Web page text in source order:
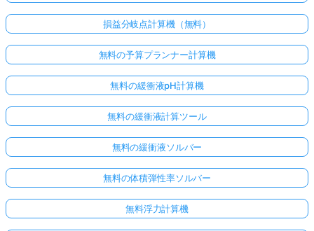
損益分岐点計算機（無料）
無料の予算プランナー計算機
無料の緩衝液pH計算機
無料の緩衝液計算ツール
無料の緩衝液ソルバー
無料の体積弾性率ソルバー
無料浮力計算機